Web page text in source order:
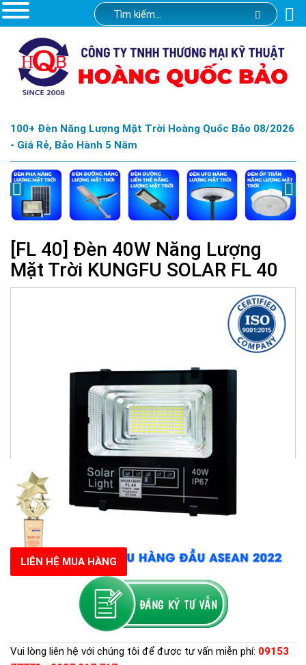
100+ Đèn Năng Lượng Mặt Trời Hoàng Quốc Bảo 08/2026
- Giá Rẻ, Bảo Hành 5 Năm
[FL 40] Đèn 40W Năng Lượng
Mặt Trời KUNGFU SOLAR FL 40
LIÊN HỆ MUA HÀNG
Vui lòng liên hệ với chúng tôi để được tư vấn miễn phí: 09153